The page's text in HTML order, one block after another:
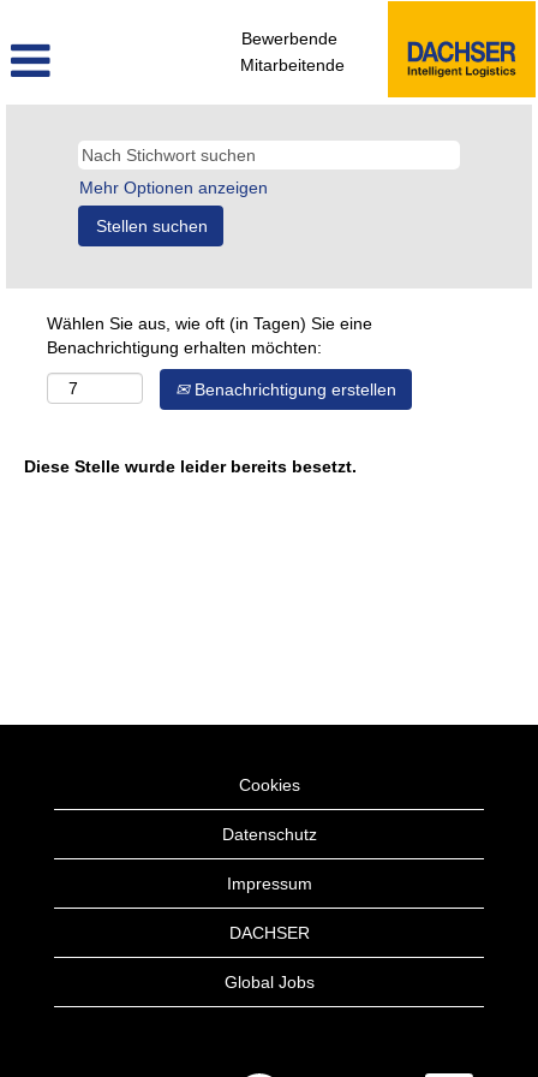
Bewerbende
Mitarbeitende
Mehr Optionen anzeigen
Wählen Sie aus, wie oft (in Tagen) Sie eine
Benachrichtigung erhalten möchten:
Benachrichtigung erstellen
Diese Stelle wurde leider bereits besetzt.
Cookies
Datenschutz
Impressum
DACHSER
Global Jobs